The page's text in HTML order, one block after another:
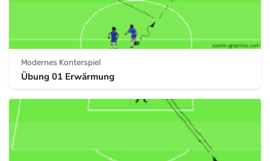
Modernes Konterspiel
Übung 01 Erwärmung